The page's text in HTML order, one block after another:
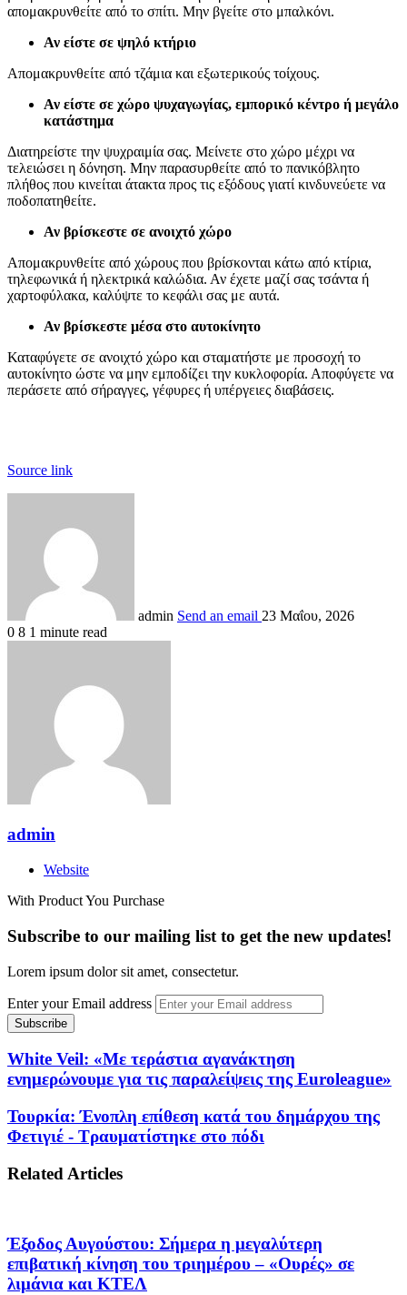
απομακρυνθείτε από το σπίτι. Μην βγείτε στο μπαλκόνι.
Αν είστε σε ψηλό κτήριο
Απομακρυνθείτε από τζάμια και εξωτερικούς τοίχους.
Αν είστε σε χώρο ψυχαγωγίας, εμπορικό κέντρο ή μεγάλο
κατάστημα
Διατηρείστε την ψυχραιμία σας. Μείνετε στο χώρο μέχρι να
τελειώσει η δόνηση. Μην παρασυρθείτε από το πανικόβλητο
πλήθος που κινείται άτακτα προς τις εξόδους γιατί κινδυνεύετε να
ποδοπατηθείτε.
Αν βρίσκεστε σε ανοιχτό χώρο
Απομακρυνθείτε από χώρους που βρίσκονται κάτω από κτίρια,
τηλεφωνικά ή ηλεκτρικά καλώδια. Αν έχετε μαζί σας τσάντα ή
χαρτοφύλακα, καλύψτε το κεφάλι σας με αυτά.
Αν βρίσκεστε μέσα στο αυτοκίνητο
Καταφύγετε σε ανοιχτό χώρο και σταματήστε με προσοχή το
αυτοκίνητο ώστε να μην εμποδίζει την κυκλοφορία. Αποφύγετε να
περάσετε από σήραγγες, γέφυρες ή υπέργειες διαβάσεις.
Source link
admin Send an email 23 Μαΐου, 2026
0 8 1 minute read
admin
Website
With Product You Purchase
Subscribe to our mailing list to get the new updates!
Lorem ipsum dolor sit amet, consectetur.
Enter your Email address
White Veil: «Με τεράστια αγανάκτηση
ενημερώνουμε για τις παραλείψεις της Euroleague»
Τουρκία: Ένοπλη επίθεση κατά του δημάρχου της
Φετιγιέ - Τραυματίστηκε στο πόδι
Related Articles
Έξοδος Αυγούστου: Σήμερα η μεγαλύτερη
επιβατική κίνηση του τριημέρου – «Ουρές» σε
λιμάνια και ΚΤΕΛ